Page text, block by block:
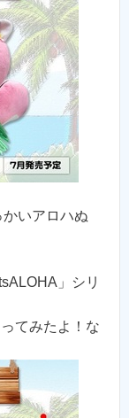
いアロハぬ
」シリ
てみたよ！な